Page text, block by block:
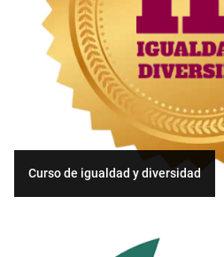
Curso de igualdad y diversidad